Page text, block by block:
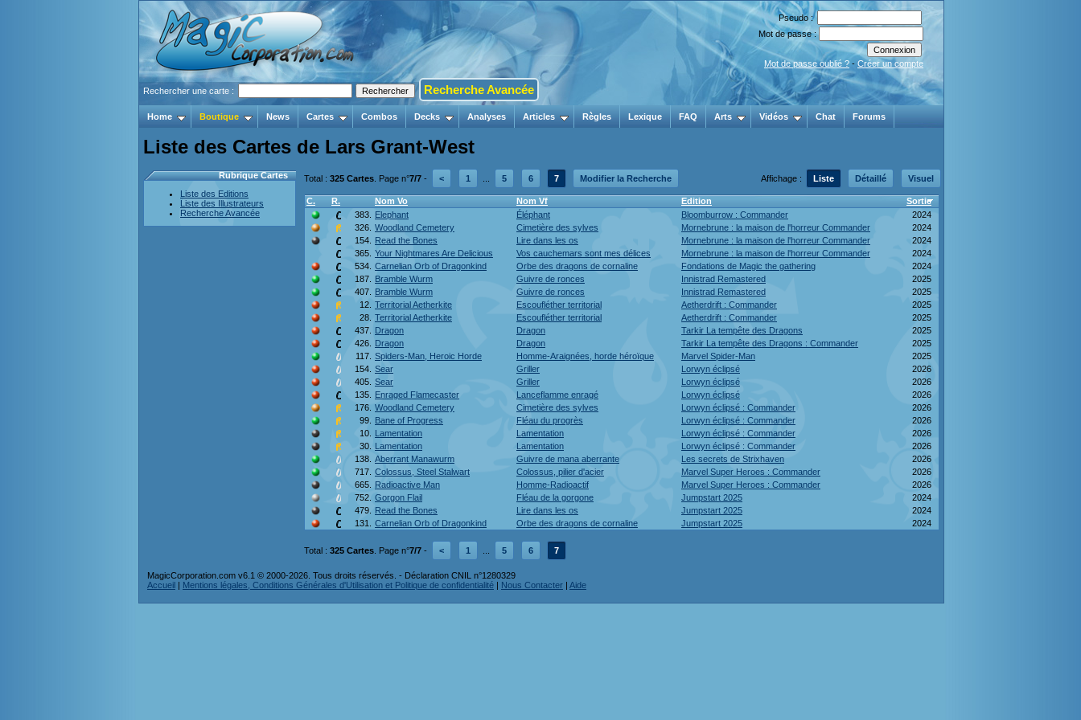
Pseudo :
Mot de passe :
Mot de passe oublié ? - Créer un compte
Rechercher une carte : Recherche Avancée
Home Boutique News Cartes Combos Decks Analyses Articles Règles Lexique FAQ Arts Vidéos Chat Forums
Liste des Cartes de Lars Grant-West
Rubrique Cartes
Liste des Editions
Liste des Illustrateurs
Recherche Avancée
Total : 325 Cartes . Page n°7/7 - < 1 5 6 7 Modifier la Recherche Affichage : Liste Détaillé Visuel
C. R. Nom Vo Nom Vf Edition
Sortie
383.
Elephant Éléphant Bloomburrow : Commander
2024
326. Woodland Cemetery Cimetière des sylves Mornebrune : la maison de l'horreur Commander
2024
154.
Read the Bones Lire dans les os Mornebrune : la maison de l'horreur Commander
2024
365. Your Nightmares Are Delicious Vos cauchemars sont mes délices Mornebrune : la maison de l'horreur Commander
2024
534. Carnelian Orb of Dragonkind Orbe des dragons de cornaline Fondations de Magic the gathering
2024
187.
Bramble Wurm Guivre de ronces Innistrad Remastered
2025
407.
Bramble Wurm Guivre de ronces Innistrad Remastered
2025
12. Territorial Aetherkite Escoufléther territorial Aetherdrift : Commander
2025
28. Territorial Aetherkite Escoufléther territorial Aetherdrift : Commander
2025
437.
Dragon Dragon Tarkir La tempête des Dragons
2025
426.
Dragon Dragon Tarkir La tempête des Dragons : Commander
2025
117. Spiders-Man, Heroic Horde Homme-Araignées, horde héroïque Marvel Spider-Man
2025
154. Sear Griller Lorwyn éclipsé
2026
405. Sear Griller Lorwyn éclipsé
2026
135.
Enraged Flamecaster Lanceflamme enragé Lorwyn éclipsé
2026
176. Woodland Cemetery Cimetière des sylves Lorwyn éclipsé : Commander
2026
99.
Bane of Progress Fléau du progrès Lorwyn éclipsé : Commander
2026
10.
Lamentation Lamentation Lorwyn éclipsé : Commander
2026
30.
Lamentation Lamentation Lorwyn éclipsé : Commander
2026
138. Aberrant Manawurm Guivre de mana aberrante Les secrets de Strixhaven
2026
717. Colossus, Steel Stalwart Colossus, pilier d'acier Marvel Super Heroes : Commander
2026
665.
Radioactive Man Homme-Radioactif Marvel Super Heroes : Commander
2026
752. Gorgon Flail Fléau de la gorgone Jumpstart 2025
2024
479.
Read the Bones Lire dans les os Jumpstart 2025
2024
131.
Carnelian Orb of Dragonkind Orbe des dragons de cornaline Jumpstart 2025 2024
Total : 325 Cartes . Page n°7/7 - < 1 5 6 7
MagicCorporation.com v6.1 © 2000-2026. Tous droits réservés. - Déclaration CNIL n°1280329
Accueil | Mentions légales, Conditions Générales d'Utilisation et Politique de confidentialité | Nous Contacter | Aide